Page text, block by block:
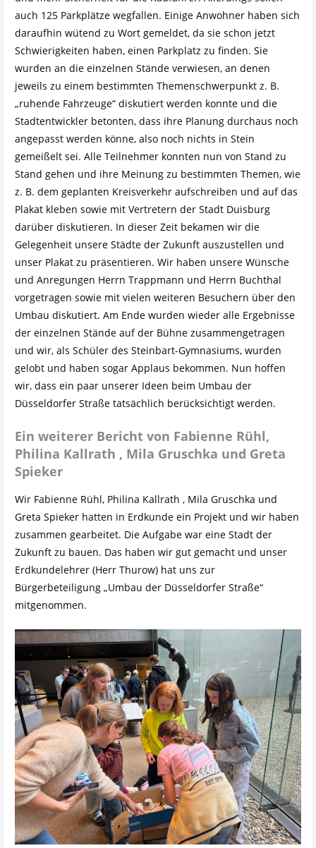
auch 125 Parkplätze wegfallen. Einige Anwohner haben sich
daraufhin wütend zu Wort gemeldet, da sie schon jetzt
Schwierigkeiten haben, einen Parkplatz zu finden. Sie
wurden an die einzelnen Stände verwiesen, an denen
jeweils zu einem bestimmten Themenschwerpunkt z. B.
„ruhende Fahrzeuge“ diskutiert werden konnte und die
Stadtentwickler betonten, dass ihre Planung durchaus noch
angepasst werden könne, also noch nichts in Stein
gemeißelt sei. Alle Teilnehmer konnten nun von Stand zu
Stand gehen und ihre Meinung zu bestimmten Themen, wie
z. B. dem geplanten Kreisverkehr aufschreiben und auf das
Plakat kleben sowie mit Vertretern der Stadt Duisburg
darüber diskutieren. In dieser Zeit bekamen wir die
Gelegenheit unsere Städte der Zukunft auszustellen und
unser Plakat zu präsentieren. Wir haben unsere Wünsche
und Anregungen Herrn Trappmann und Herrn Buchthal
vorgetragen sowie mit vielen weiteren Besuchern über den
Umbau diskutiert. Am Ende wurden wieder alle Ergebnisse
der einzelnen Stände auf der Bühne zusammengetragen
und wir, als Schüler des Steinbart-Gymnasiums, wurden
gelobt und haben sogar Applaus bekommen. Nun hoffen
wir, dass ein paar unserer Ideen beim Umbau der
Düsseldorfer Straße tatsächlich berücksichtigt werden.
Ein weiterer Bericht von Fabienne Rühl,
Philina Kallrath , Mila Gruschka und Greta
Spieker
Wir Fabienne Rühl, Philina Kallrath , Mila Gruschka und
Greta Spieker hatten in Erdkunde ein Projekt und wir haben
zusammen gearbeitet. Die Aufgabe war eine Stadt der
Zukunft zu bauen. Das haben wir gut gemacht und unser
Erdkundelehrer (Herr Thurow) hat uns zur
Bürgerbeteiligung „Umbau der Düsseldorfer Straße“
mitgenommen.